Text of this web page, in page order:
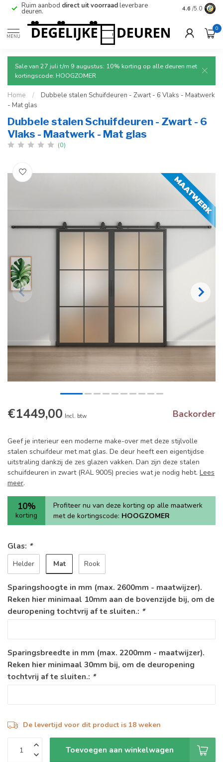
Betrouwbare enveiligelevering met tracking. 4.6 /5.0
MENU
0
Sale van 27 juli t/m 9 augustus: 10% korting op alle deuren met
kortingscode: HOOGZOMER
Home /
Dubbele stalen Schuifdeuren - Zwart - 6 Vlaks - Maatwerk
- Mat glas
Dubbele stalen Schuifdeuren - Zwart - 6
Vlaks - Maatwerk - Mat glas
(0)
€1449,00 Incl. btw Backorder
Geef je interieur een moderne make-over met deze stijlvolle
stalen schuifdeur met mat glas. De deur heeft een eigentijdse
uitstraling dankzij de zes glazen vakken. Dan zijn deze stalen
schuifdeuren in zwart (RAL 9005) precies wat je nodig hebt. Lees
meer.
10%
korting
Profiteer nu van deze korting op alle maatwerk
met de kortingscode: HOOGZOMER
Glas: *
Helder Mat Rook
Sparingshoogte in mm (max. 2600mm - maatwijzer).
Reken hier minimaal 10mm aan de bovenzijde bij, om de
deuropening tochtvrij af te sluiten.: *
Sparingsbreedte in mm (max. 2200mm - maatwijzer).
Reken hier minimaal 30mm bij, om de deuropening
tochtvrij af te sluiten.: *
De levertijd voor dit product is 18 weken
Toevoegen aan winkelwagen